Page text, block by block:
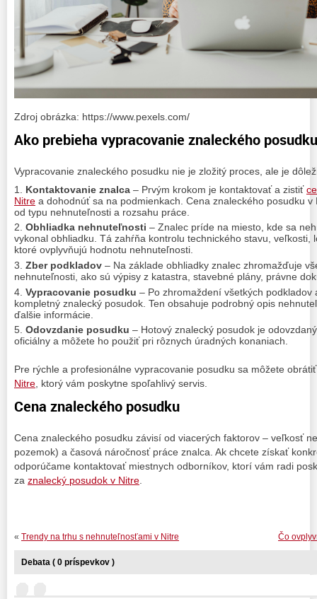
Zdroj obrázka: https://www.pexels.com/
Ako prebieha vypracovanie znaleckého
Vypracovanie znaleckého posudku nie je zložitý proces, ale je
Kontaktovanie znalca – Prvým krokom je kontaktovať a zistiť
Nitre a dohodnúť sa na podmienkach. Cena znaleckého posudku
od typu nehnuteľnosti a rozsahu práce.
Obhliadka nehnuteľnosti – Znalec príde na miesto, kde sa
vykonal obhliadku. Tá zahŕňa kontrolu technického stavu, veľkosti,
ktoré ovplyvňujú hodnotu nehnuteľnosti.
Zber podkladov – Na základe obhliadky znalec zhromažďuje
nehnuteľnosti, ako sú výpisy z katastra, stavebné plány, právne
Vypracovanie posudku – Po zhromaždení všetkých
kompletný znalecký posudok. Ten obsahuje podrobný opis
ďalšie informácie.
Odovzdanie posudku – Hotový znalecký posudok je
oficiálny a môžete ho použiť pri rôznych úradných konaniach.
Pre rýchle a profesionálne vypracovanie posudku sa môžete
Nitre , ktorý vám poskytne spoľahlivý servis.
Cena znaleckého posudku
Cena znaleckého posudku závisí od viacerých faktorov – veľkosť
pozemok) a časová náročnosť práce znalca. Ak chcete získať
odporúčame kontaktovať miestnych odborníkov, ktorí vám radi
za znalecký posudok v Nitre.
Čo
« Trendy na trhu s nehnuteľnosťami v Nitre
Debata ( 0 príspevkov )